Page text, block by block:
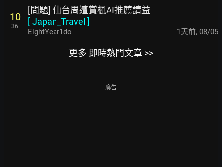
10
36
[問題] 仙台周遭賞楓AI推薦請益
[Japan_Travel ]
EightYear1do 1天前, 08/05
更多 即時熱門文章 >>
廣告